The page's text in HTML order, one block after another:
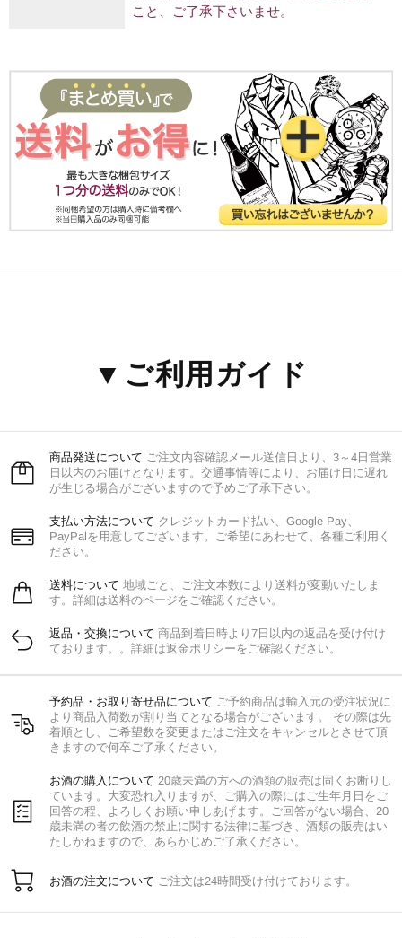
こと、ご了承下さいませ。
▼ご利用ガイド
商品発送について ご注文内容確認メール送信日より、3～4日営業
日以内のお届けとなります。交通事情等により、お届け日に遅れ
が生じる場合がございますので予めご了承下さい。
支払い方法について クレジットカード払い、Google Pay、
PayPalを用意してございます。ご希望にあわせて、各種ご利用く
ださい。
送料について 地域ごと、ご注文本数により送料が変動いたしま
す。詳細は送料のページをご確認ください。
返品・交換について 商品到着日時より7日以内の返品を受け付け
ております。。詳細は返金ポリシーをご確認ください。
予約品・お取り寄せ品について ご予約商品は輸入元の受注状況に
より商品入荷数が割り当てとなる場合がございます。 その際は先
着順とし、ご希望数を変更またはご注文をキャンセルとさせて頂
きますので何卒ご了承ください。
お酒の購入について 20歳未満の方への酒類の販売は固くお断りし
ています。大変恐れ入りますが、ご購入の際にはご生年月日をご
回答の程、よろしくお願い申しあげます。ご回答がない場合、20
歳未満の者の飲酒の禁止に関する法律に基づき、酒類の販売はい
たしかねますので、あらかじめご了承ください。
お酒の注文について ご注文は24時間受け付けております。